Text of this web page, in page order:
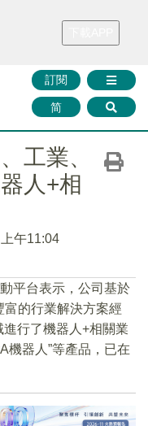
財華證券 媒體矩陣
訂閱
简
工業、
人+相
午11:04
平台表示，公司基於
富的行業解決方案經
行了機器人+相關業
機器人”等產品，已在